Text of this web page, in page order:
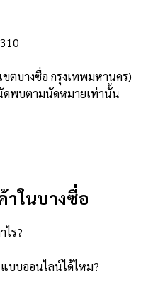
ตบางซื่อ กรุงเทพมหานคร)
ดพบตามนัดหมายเท่านั้น
ในบางซื่อ
ไร?
บบออนไลน์ได้ไหม?